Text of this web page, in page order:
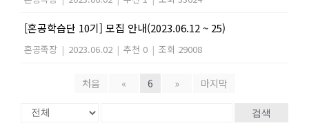
[혼공학습단 10기] 모집 안내(2023.06.12 ~ 25)
혼공족장 | 2023.06.02 | 추천 0 | 조회 29008
처음 « 6 » 마지막
검색